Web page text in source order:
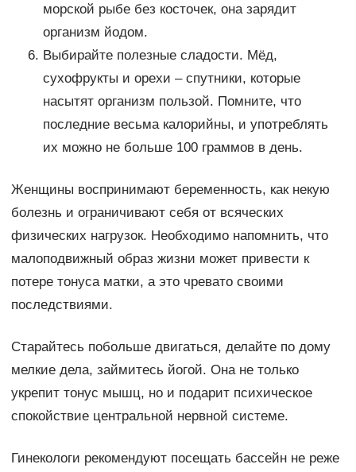
морской рыбе без косточек, она зарядит
организм йодом.
Выбирайте полезные сладости. Мёд,
сухофрукты и орехи – спутники, которые
насытят организм пользой. Помните, что
последние весьма калорийны, и употреблять
их можно не больше 100 граммов в день.
Женщины воспринимают беременность, как некую
болезнь и ограничивают себя от всяческих
физических нагрузок. Необходимо напомнить, что
малоподвижный образ жизни может привести к
потере тонуса матки, а это чревато своими
последствиями.
Старайтесь побольше двигаться, делайте по дому
мелкие дела, займитесь йогой. Она не только
укрепит тонус мышц, но и подарит психическое
спокойствие центральной нервной системе.
Гинекологи рекомендуют посещать бассейн не реже